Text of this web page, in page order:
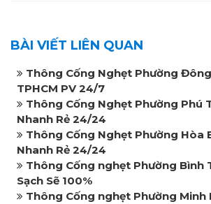
BÀI VIẾT LIÊN QUAN
Thông Cống Nghẹt Phường
TPHCM PV 24/7
Thông Cống Nghẹt Phường Phú
Nhanh Rẻ 24/24
Thông Cống Nghẹt Phường Hòa
Nhanh Rẻ 24/24
Thông Cống nghẹt Phường Bình
Sạch Sẽ 100%
Thông Cống nghẹt Phường Minh